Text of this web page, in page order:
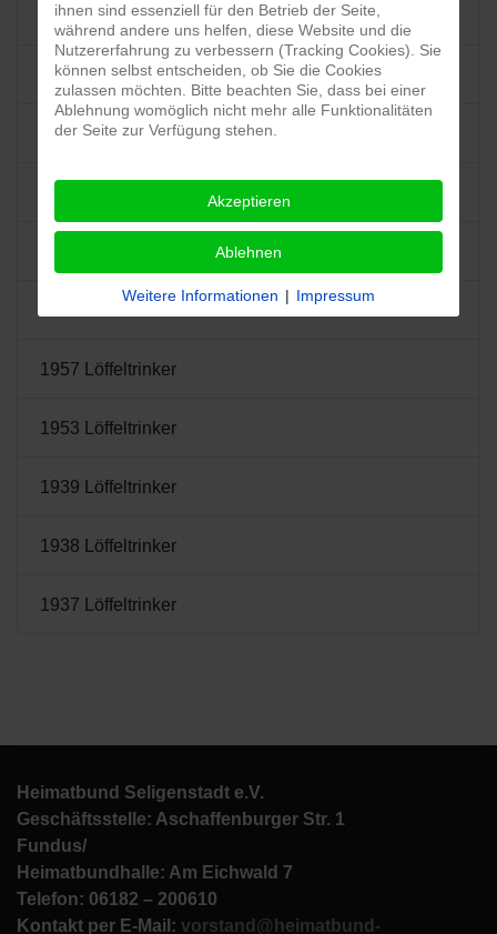
1984 Löffeltrinker
1979 Löffeltrinker
1974 Löffeltrinker
1957 Löffeltrinker
1953 Löffeltrinker
1939 Löffeltrinker
1938 Löffeltrinker
1937 Löffeltrinker
Heimatbund Seligenstadt e.V.
Geschäftsstelle: Aschaffenburger Str. 1
Fundus/
Heimatbundhalle: Am Eichwald 7
Telefon: 06182 – 200610
Kontakt per E-Mail: vorstand@heimatbund-
ihnen sind essenziell für den Betrieb der Seite,
während andere uns helfen, diese Website und die
Nutzererfahrung zu verbessern (Tracking Cookies). Sie
können selbst entscheiden, ob Sie die Cookies
zulassen möchten. Bitte beachten Sie, dass bei einer
Ablehnung womöglich nicht mehr alle Funktionalitäten
der Seite zur Verfügung stehen.
Akzeptieren
Ablehnen
Weitere Informationen | Impressum